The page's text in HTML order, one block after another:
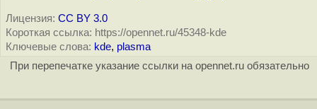
Лицензия: CC BY 3.0
Короткая ссылка: https://opennet.ru/45348-kde
Ключевые слова: kde, plasma
При перепечатке указание ссылки на opennet.ru обязательно